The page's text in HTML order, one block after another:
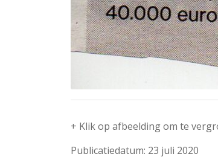
+ Klik op afbeelding om te
Publicatiedatum: 23 juli 2020